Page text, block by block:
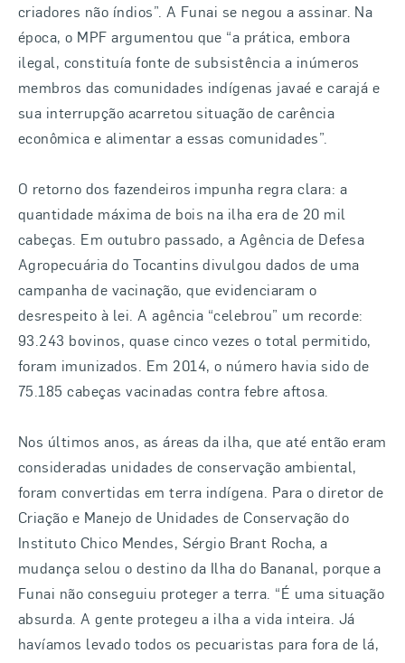
criadores não índios”. A Funai se negou a assinar. Na
época, o MPF argumentou que “a prática, embora
ilegal, constituía fonte de subsistência a inúmeros
membros das comunidades indígenas javaé e carajá e
sua interrupção acarretou situação de carência
econômica e alimentar a essas comunidades”.
O retorno dos fazendeiros impunha regra clara: a
quantidade máxima de bois na ilha era de 20 mil
cabeças. Em outubro passado, a Agência de Defesa
Agropecuária do Tocantins divulgou dados de uma
campanha de vacinação, que evidenciaram o
desrespeito à lei. A agência “celebrou” um recorde:
93.243 bovinos, quase cinco vezes o total permitido,
foram imunizados. Em 2014, o número havia sido de
75.185 cabeças vacinadas contra febre aftosa.
Nos últimos anos, as áreas da ilha, que até então eram
consideradas unidades de conservação ambiental,
foram convertidas em terra indígena. Para o diretor de
Criação e Manejo de Unidades de Conservação do
Instituto Chico Mendes, Sérgio Brant Rocha, a
mudança selou o destino da Ilha do Bananal, porque a
Funai não conseguiu proteger a terra. “É uma situação
absurda. A gente protegeu a ilha a vida inteira. Já
havíamos levado todos os pecuaristas para fora de lá,